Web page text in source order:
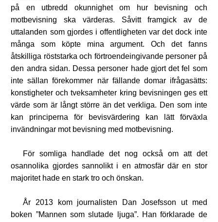
på en utbredd okunnighet om hur bevisning och
motbevisning ska värderas. Såvitt framgick av de
uttalanden som gjordes i offentligheten var det dock inte
många som köpte mina argument. Och det fanns
åtskilliga röststarka och förtroendeingivande personer på
den andra sidan. Dessa personer hade gjort det fel som
inte sällan förekommer när fällande domar ifrågasätts:
konstigheter och tveksamheter kring bevisningen ges ett
värde som är långt större än det verkliga. Den som inte
kan principerna för bevisvärdering kan lätt förväxla
invändningar mot bevisning med motbevisning.
För somliga handlade det nog också om att det
osannolika gjordes sannolikt i en atmosfär där en stor
majoritet hade en stark tro och önskan.
År 2013 kom journalisten Dan Josefsson ut med
boken ”Mannen som slutade ljuga”. Han förklarade de